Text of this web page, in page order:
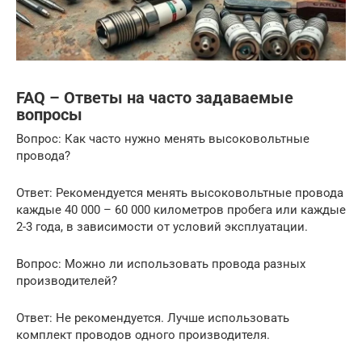
FAQ – Ответы на часто задаваемые
вопросы
Вопрос: Как часто нужно менять высоковольтные
провода?
Ответ: Рекомендуется менять высоковольтные провода
каждые 40 000 – 60 000 километров пробега или каждые
2-3 года, в зависимости от условий эксплуатации.
Вопрос: Можно ли использовать провода разных
производителей?
Ответ: Не рекомендуется. Лучше использовать
комплект проводов одного производителя.